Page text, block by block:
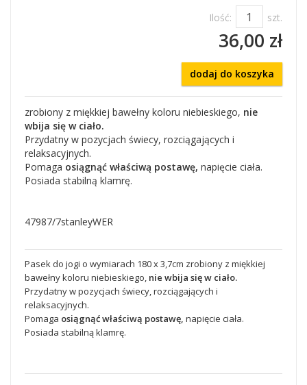
Ilość: szt.
36,00 zł
dodaj do koszyka
zrobiony z miękkiej bawełny koloru niebieskiego, nie
wbija się w ciało.
Przydatny w pozycjach świecy, rozciągających i
relaksacyjnych.
Pomaga osiągnąć właściwą postawę, napięcie ciała.
Posiada stabilną klamrę.
47987/7stanleyWER
Pasek do jogi o wymiarach 180 x 3,7cm zrobiony z miękkiej
bawełny koloru niebieskiego, nie wbija się w ciało.
Przydatny w pozycjach świecy, rozciągających i
relaksacyjnych.
Pomaga osiągnąć właściwą postawę, napięcie ciała.
Posiada stabilną klamrę.